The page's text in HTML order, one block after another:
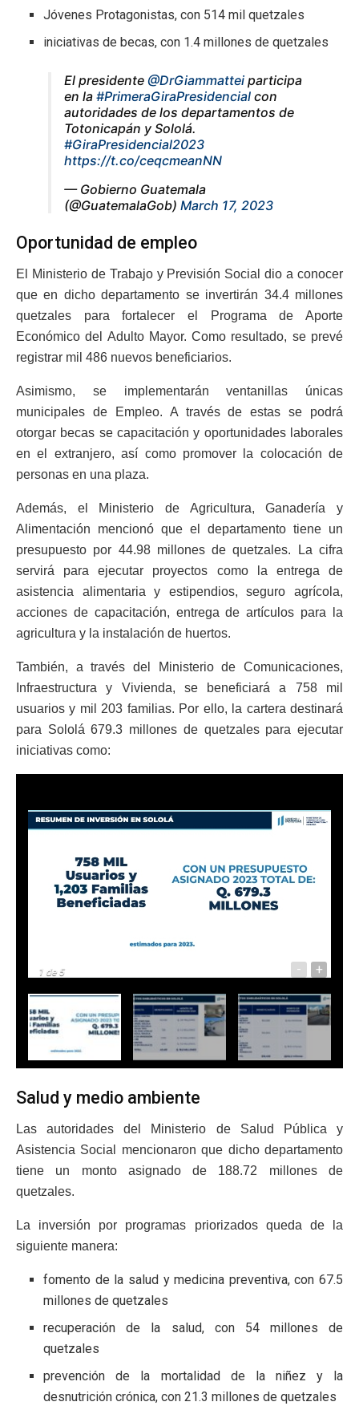
Jóvenes Protagonistas, con 514 mil quetzales
iniciativas de becas, con 1.4 millones de quetzales
El presidente @DrGiammattei participa
en la #PrimeraGiraPresidencial con
autoridades de los departamentos de
Totonicapán y Sololá.
#GiraPresidencial2023
https://t.co/ceqcmeanNN
— Gobierno Guatemala
(@GuatemalaGob) March 17, 2023
Oportunidad de empleo
El Ministerio de Trabajo y Previsión Social dio a conocer
que en dicho departamento se invertirán 34.4 millones
quetzales para fortalecer el Programa de Aporte
Económico del Adulto Mayor. Como resultado, se prevé
registrar mil 486 nuevos beneficiarios.
Asimismo, se implementarán ventanillas únicas
municipales de Empleo. A través de estas se podrá
otorgar becas se capacitación y oportunidades laborales
en el extranjero, así como promover la colocación de
personas en una plaza.
Además, el Ministerio de Agricultura, Ganadería y
Alimentación mencionó que el departamento tiene un
presupuesto por 44.98 millones de quetzales. La cifra
servirá para ejecutar proyectos como la entrega de
asistencia alimentaria y estipendios, seguro agrícola,
acciones de capacitación, entrega de artículos para la
agricultura y la instalación de huertos.
También, a través del Ministerio de Comunicaciones,
Infraestructura y Vivienda, se beneficiará a 758 mil
usuarios y mil 203 familias. Por ello, la cartera destinará
para Sololá 679.3 millones de quetzales para ejecutar
iniciativas como:
1 de 5 - +
Salud y medio ambiente
Las autoridades del Ministerio de Salud Pública y
Asistencia Social mencionaron que dicho departamento
tiene un monto asignado de 188.72 millones de
quetzales.
La inversión por programas priorizados queda de la
siguiente manera:
fomento de la salud y medicina preventiva, con 67.5
millones de quetzales
recuperación de la salud, con 54 millones de
quetzales
prevención de la mortalidad de la niñez y la
desnutrición crónica, con 21.3 millones de quetzales